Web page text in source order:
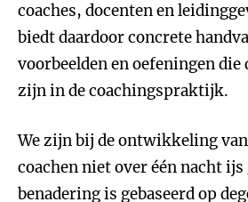
coaches, docenten en
biedt daardoor concrete
voorbeelden en oefeningen
zijn in de coachingspraktijk.
We zijn bij de ontwikkeling
coachen niet over één nacht ijs
benadering is gebaseerd op